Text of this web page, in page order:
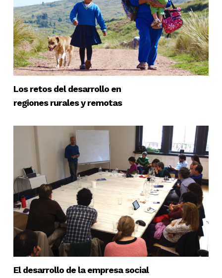
Los retos del desarrollo en
regiones rurales y remotas
El desarrollo de la empresa social